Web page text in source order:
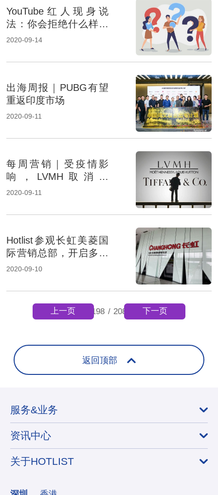
YouTube红人现身说
法：你会拒绝什么样的
品牌合作？
2020-09-14
出海周报｜PUBG有望
重返印度市场
2020-09-11
每周营销｜受疫情影
响，LVMH取消对
Tiffany的收购
2020-09-11
Hotlist参观长虹美菱国
际营销总部，开启多项
合作可能
2020-09-10
198 / 208
上一页 下一页
返回顶部
服务&业务
资讯中心
关于HOTLIST